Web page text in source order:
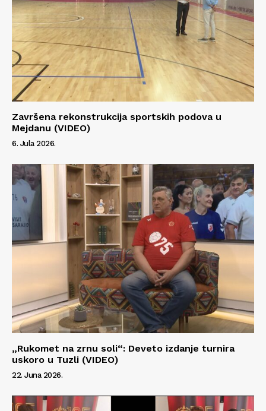
Info
O nama
Impressum
Završena rekonstrukcija sportskih podova u
Mejdanu (VIDEO)
6. Jula 2026.
„Rukomet na zrnu soli“: Deveto izdanje turnira
uskoro u Tuzli (VIDEO)
22. Juna 2026.